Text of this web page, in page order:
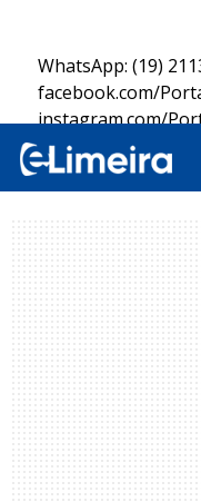
WhatsApp: (19)
facebook.com/
instagram.com/
twitter.com/